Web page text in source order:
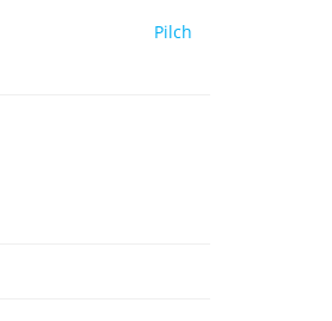
Pilch